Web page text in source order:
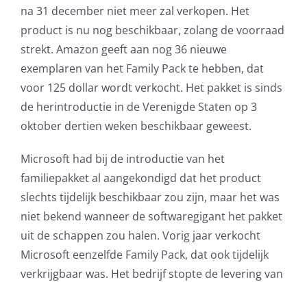
Glasvezelverbindingen
Microsoft software licenties
SLA overeenkomsten
Remote Help
WordPress SLA Contract
Contact
na 31 december niet meer zal verkopen. Het
product is nu nog beschikbaar, zolang de voorraad
strekt. Amazon geeft aan nog 36 nieuwe
exemplaren van het Family Pack te hebben, dat
voor 125 dollar wordt verkocht. Het pakket is sinds
de herintroductie in de Verenigde Staten op 3
oktober dertien weken beschikbaar geweest.
Microsoft had bij de introductie van het
familiepakket al aangekondigd dat het product
slechts tijdelijk beschikbaar zou zijn, maar het was
niet bekend wanneer de softwaregigant het pakket
uit de schappen zou halen. Vorig jaar verkocht
Microsoft eenzelfde Family Pack, dat ook tijdelijk
verkrijgbaar was. Het bedrijf stopte de levering van